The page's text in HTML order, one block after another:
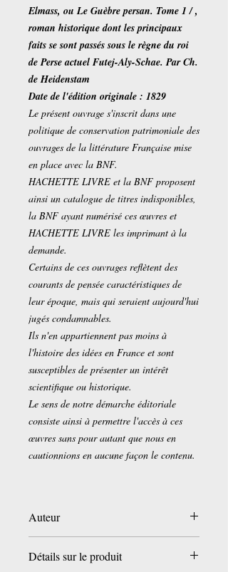
Elmass, ou Le Guèbre persan. Tome 1 / ,
roman historique dont les principaux
faits se sont passés sous le règne du roi
de Perse actuel Futej-Aly-Schae. Par Ch.
de Heidenstam
Date de l'édition originale : 1829
Le présent ouvrage s'inscrit dans une
politique de conservation patrimoniale des
ouvrages de la littérature Française mise
en place avec la BNF.
HACHETTE LIVRE et la BNF proposent
ainsi un catalogue de titres indisponibles,
la BNF ayant numérisé ces œuvres et
HACHETTE LIVRE les imprimant à la
demande.
Certains de ces ouvrages reflètent des
courants de pensée caractéristiques de
leur époque, mais qui seraient aujourd'hui
jugés condamnables.
Ils n'en appartiennent pas moins à
l'histoire des idées en France et sont
susceptibles de présenter un intérêt
scientifique ou historique.
Le sens de notre démarche éditoriale
consiste ainsi à permettre l'accès à ces
œuvres sans pour autant que nous en
cautionnions en aucune façon le contenu.
Auteur
Détails sur le produit